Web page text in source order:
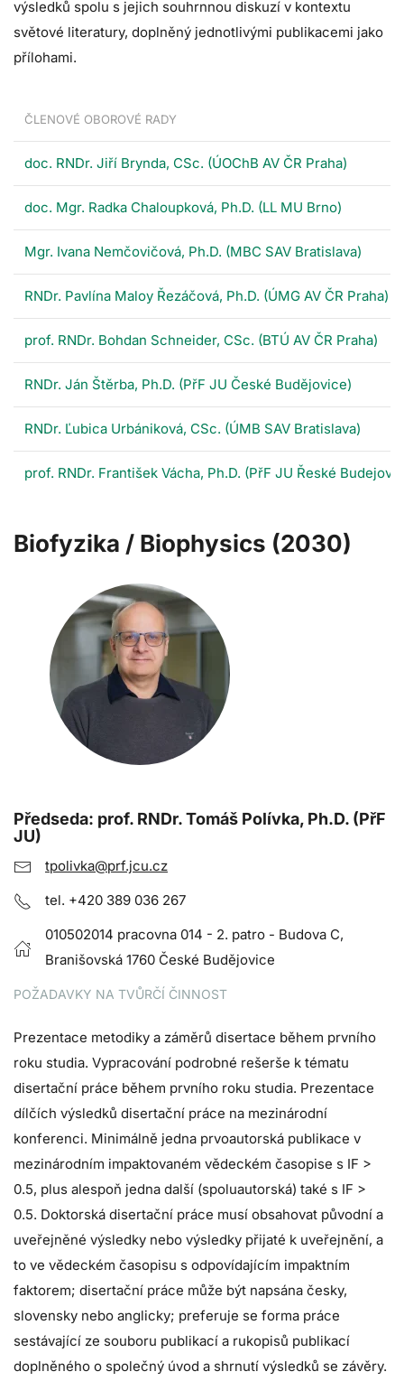
výsledků spolu s jejich souhrnnou diskuzí v kontextu
světové literatury, doplněný jednotlivými publikacemi jako
přílohami.
ČLENOVÉ OBOROVÉ RADY
doc. RNDr. Jiří Brynda, CSc. (ÚOChB AV ČR Praha)
doc. Mgr. Radka Chaloupková, Ph.D. (LL MU Brno)
Mgr. Ivana Nemčovičová, Ph.D. (MBC SAV Bratislava)
RNDr. Pavlína Maloy Řezáčová, Ph.D. (ÚMG AV ČR Praha)
prof. RNDr. Bohdan Schneider, CSc. (BTÚ AV ČR Praha)
RNDr. Ján Štěrba, Ph.D. (PřF JU České Budějovice)
RNDr. Ľubica Urbániková, CSc. (ÚMB SAV Bratislava)
prof. RNDr. František Vácha, Ph.D. (PřF JU Řeské
Biofyzika / Biophysics (2030)
Předseda: prof. RNDr. Tomáš Polívka, Ph.D. (PřF
JU)
tpolivka@prf.jcu.cz
tel. +420 389 036 267
010502014 pracovna 014 - 2. patro - Budova C,
Branišovská 1760 České Budějovice
POŽADAVKY NA TVŮRČÍ ČINNOST
Prezentace metodiky a záměrů disertace během prvního
roku studia. Vypracování podrobné rešerše k tématu
disertační práce během prvního roku studia. Prezentace
dílčích výsledků disertační práce na mezinárodní
konferenci. Minimálně jedna prvoautorská publikace v
mezinárodním impaktovaném vědeckém časopise s IF >
0.5, plus alespoň jedna další (spoluautorská) také s IF >
0.5. Doktorská disertační práce musí obsahovat původní a
uveřejněné výsledky nebo výsledky přijaté k uveřejnění, a
to ve vědeckém časopisu s odpovídajícím impaktním
faktorem; disertační práce může být napsána česky,
slovensky nebo anglicky; preferuje se forma práce
sestávající ze souboru publikací a rukopisů publikací
doplněného o společný úvod a shrnutí výsledků se závěry.